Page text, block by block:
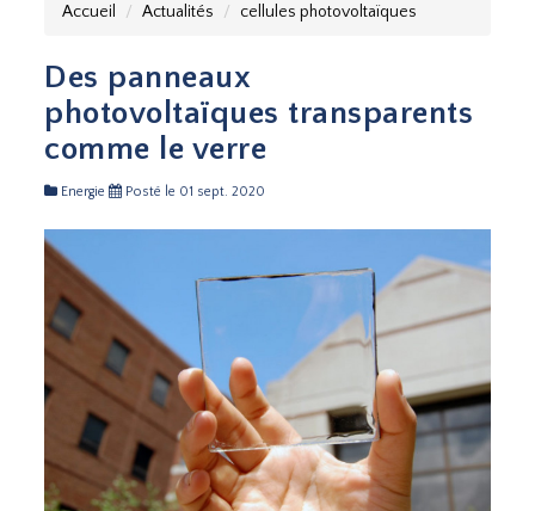
Accueil Actualités cellules photovoltaïques
Des panneaux
photovoltaïques transparents
comme le verre
Energie Posté le 01 sept. 2020